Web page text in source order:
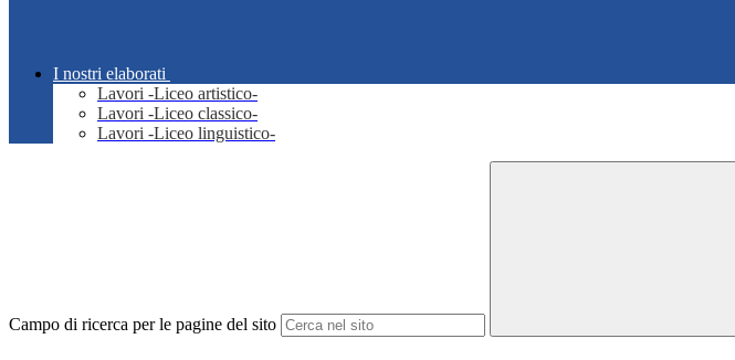
I nostri elaborati
Lavori -Liceo artistico-
Lavori -Liceo classico-
Lavori -Liceo linguistico-
Campo di ricerca per le pagine del sito